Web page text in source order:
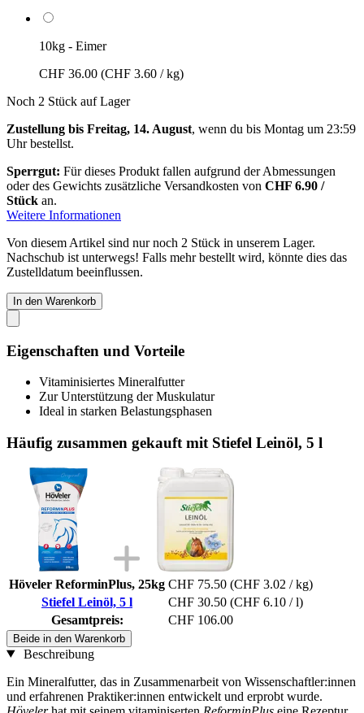
10kg - Eimer
CHF 36.00 (CHF 3.60 / kg)
Noch 2 Stück auf Lager
Zustellung bis Freitag, 14. August, wenn du bis Montag um 23:59
Uhrbestellst.
Sperrgut: Für dieses Produkt fallen aufgrund der Abmessungen
oder des Gewichts zusätzliche Versandkosten von CHF 6.90 /
Stück an.
Weitere Informationen
Von diesem Artikel sind nur noch 2 Stück in unserem Lager.
Nachschub ist unterwegs! Falls mehr bestellt wird, könnte dies das
Zustelldatum beeinflussen.
In den Warenkorb
Eigenschaften und Vorteile
Vitaminisiertes Mineralfutter
Zur Unterstützung der Muskulatur
Ideal in starken Belastungsphasen
Häufig zusammen gekauft mit Stiefel Leinöl, 5 l
Höveler ReforminPlus, 25kg CHF 75.50 (CHF 3.02 / kg)
Stiefel Leinöl, 5 l
CHF 30.50 (CHF 6.10 / l)
Gesamtpreis:
CHF 106.00
Beide in den Warenkorb
Beschreibung
Ein Mineralfutter, das in Zusammenarbeit von Wissenschaftler:innen
und erfahrenen Praktiker:innen entwickelt und erprobt wurde.